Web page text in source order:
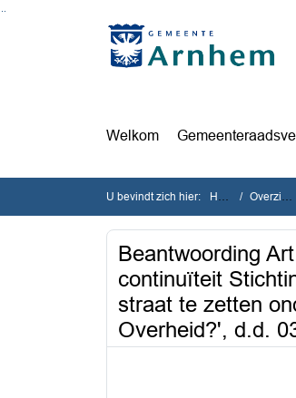
Ga naar de inhoud van deze pagina
Ga naar het zoeken
Ga naar het menu
Welkom
U bevindt zich hier: Home Overzichten
Beantwoording
continuïteit
straat te zetten
Overheid?', d.d.